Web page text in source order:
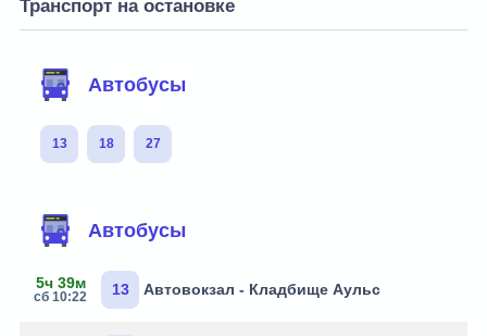
Транспорт на остановке
Автобусы
13 18 27
Автобусы
5ч 39м
сб 10:22 13 Автовокзал - Кладбище Аульс